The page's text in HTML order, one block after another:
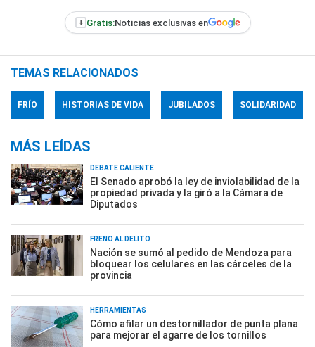
+ Gratis:Noticias exclusivas en
TEMAS RELACIONADOS
FRÍO HISTORIAS DE VIDA JUBILADOS SOLIDARIDAD
MÁS LEÍDAS
DEBATE CALIENTE
El Senado aprobó la ley de inviolabilidad de la
propiedad privada y la giró a la Cámara de
Diputados
FRENO AL DELITO
Nación se sumó al pedido de Mendoza para
bloquear los celulares en las cárceles de la
provincia
HERRAMIENTAS
Cómo afilar un destornillador de punta plana
para mejorar el agarre de los tornillos